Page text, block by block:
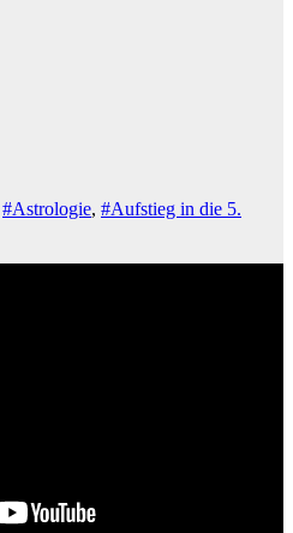
#Astrologie, #Aufstieg in die 5.